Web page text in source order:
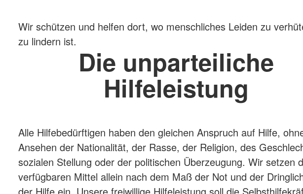
Wir schützen und helfen dort, wo menschliches Leiden zu
zu lindern ist.
Die unparteiliche
Hilfeleistung
Alle Hilfebedürftigen haben den gleichen Anspruch auf Hilfe,
Ansehen der Nationalität, der Rasse, der Religion, des
sozialen Stellung oder der politischen Überzeugung. Wir setzen
verfügbaren Mittel allein nach dem Maß der Not und der